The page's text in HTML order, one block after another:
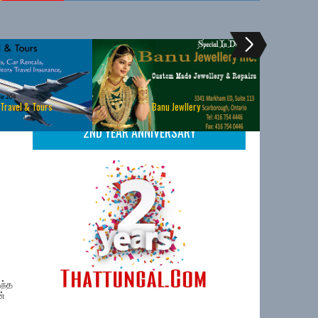
& Tours Banu Jewllery
2ND YEAR ANNIVERSARY